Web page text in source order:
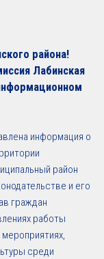
района!
Лабинская
информация о
район
и его
граждан
работы
среди